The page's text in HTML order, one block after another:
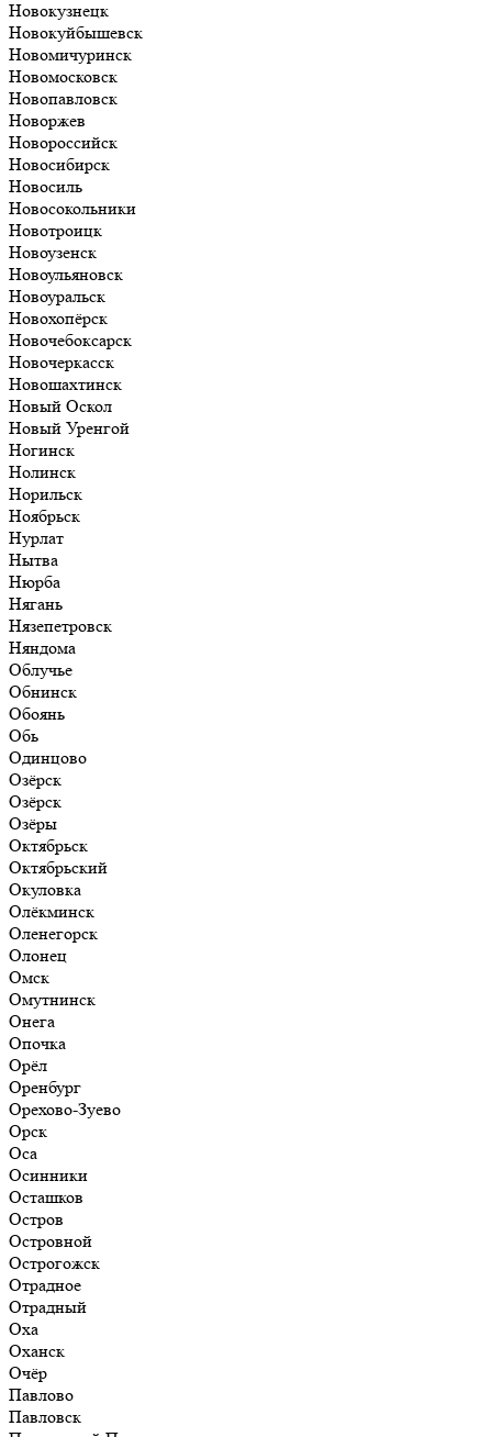
Новокузнецк
Новокуйбышевск
Новомичуринск
Новомосковск
Новопавловск
Новоржев
Новороссийск
Новосибирск
Новосиль
Новосокольники
Новотроицк
Новоузенск
Новоульяновск
Новоуральск
Новохопёрск
Новочебоксарск
Новочеркасск
Новошахтинск
Новый Оскол
Новый Уренгой
Ногинск
Нолинск
Норильск
Ноябрьск
Нурлат
Нытва
Нюрба
Нягань
Нязепетровск
Няндома
Облучье
Обнинск
Обоянь
Обь
Одинцово
Озёрск
Озёрск
Озёры
Октябрьск
Октябрьский
Окуловка
Олёкминск
Оленегорск
Олонец
Омск
Омутнинск
Онега
Опочка
Орёл
Оренбург
Орехово-Зуево
Орск
Оса
Осинники
Осташков
Остров
Островной
Острогожск
Отрадное
Отрадный
Оха
Оханск
Очёр
Павлово
Павловск